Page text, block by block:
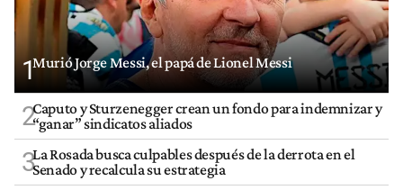
1Murió Jorge Messi, el papá de Lionel Messi
2Caputo y Sturzenegger crean un fondo para indemnizar y
“ganar” sindicatos aliados
3La Rosada busca culpables después de la derrota en el
Senado y recalcula su estrategia